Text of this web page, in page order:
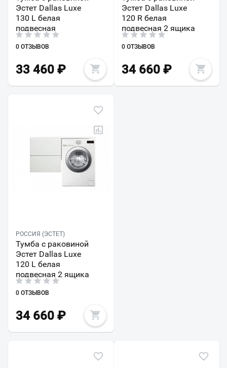
Эстет Dallas Luxe
130 L белая
подвесная
0 ОТЗЫВОВ
33 460 ₽
Эстет Dallas Luxe
120 R белая
подвесная 2 ящика
0 ОТЗЫВОВ
34 660₽
РОССИЯ (ЭСТЕТ)
Тумба с раковиной
Эстет Dallas Luxe
120 L белая
подвесная 2 ящика
0 ОТЗЫВОВ
34 660 ₽